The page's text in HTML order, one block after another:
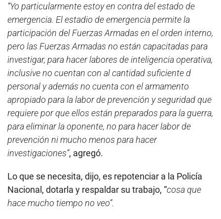
“Yo particularmente estoy en contra del estado de
emergencia. El estadio de emergencia permite la
participación del Fuerzas Armadas en el orden interno,
pero las Fuerzas Armadas no están capacitadas para
investigar, para hacer labores de inteligencia operativa,
inclusive no cuentan con al cantidad suficiente d
personal y además no cuenta con el armamento
apropiado para la labor de prevención y seguridad que
requiere por que ellos están preparados para la guerra,
para eliminar la oponente, no para hacer labor de
prevención ni mucho menos para hacer
investigaciones”, agregó.
Lo que se necesita, dijo, es repotenciar a la Policía
Nacional, dotarla y respaldar su trabajo, “cosa que
hace mucho tiempo no veo”.